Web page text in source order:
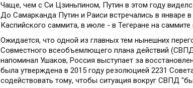
Чаще, чем с Си Цзиньпином, Путин в этом году
До Самарканда Путин и Раиси встречались в январе
Каспийского саммита, в июле - в Тегеране на
Ожидается, что одной из главных тем нынешних
Совместного всеобъемлющего плана действий
напоминал Ушаков, Россия выступает за
была утверждена в 2015 году резолюцией 2231
содействовать тому, чтобы ситуация вокруг СВПД